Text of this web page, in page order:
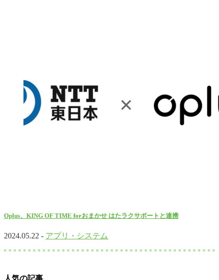
Oplus、KING OF TIME forおまかせ はたラクサポートと連携
2024.05.22 - アプリ・システム